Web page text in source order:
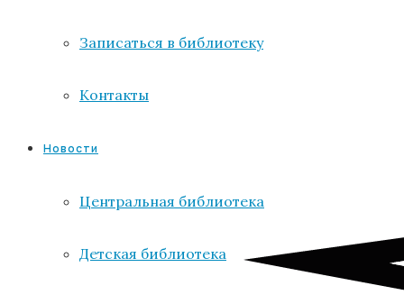
Записаться в библиотеку
Контакты
Новости
Центральная библиотека
Детская библиотека